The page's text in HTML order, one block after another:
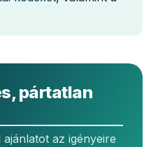
pártatlan
az igényeire